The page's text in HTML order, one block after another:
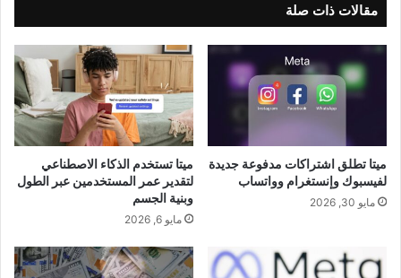
مقالات ذات صلة
ميتا تطلق اشتراكات مدفوعة جديدة
لفيسبوك وإنستغرام وواتساب
مايو 30, 2026
ميتا تستخدم الذكاء الاصطناعي
لتقدير عمر المستخدمين عبر الطول
وبنية الجسم
مايو 6, 2026